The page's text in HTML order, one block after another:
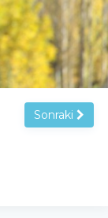
Sonraki